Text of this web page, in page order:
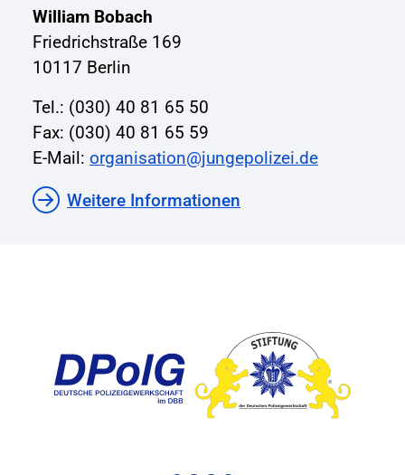
William Bobach
Friedrichstraße 169
10117 Berlin
Tel.: (030) 40 81 65 50
Fax: (030) 40 81 65 59
E-Mail: organisation@jungepolizei.de
Weitere Informationen